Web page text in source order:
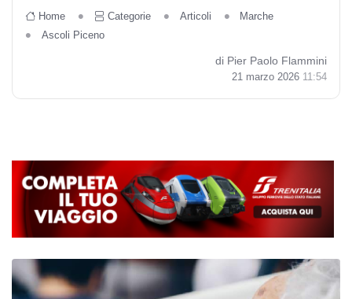
Home Categorie Articoli
Marche
Ascoli Piceno
di Pier Paolo Flammini
21 marzo 2026 11:54